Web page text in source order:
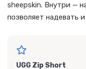
sheepskin. Внутри —
позволяет надевать
UGG Zip Short